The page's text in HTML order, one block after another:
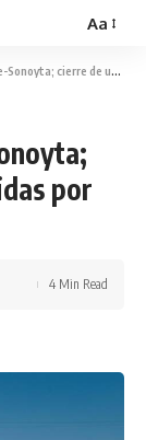
Aa
un mes dejó pérdidas por 34 mdd
por
4 Min Read